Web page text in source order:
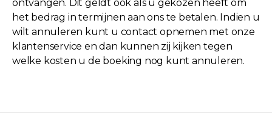
ontvangen. Dit geldt ook als u gekozen heeft om
het bedrag in termijnen aan ons te betalen. Indien u
wilt annuleren kunt u contact opnemen met onze
klantenservice en dan kunnen zij kijken tegen
welke kosten u de boeking nog kunt annuleren.